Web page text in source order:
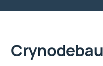
Crynodebau